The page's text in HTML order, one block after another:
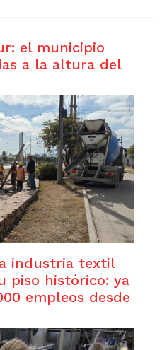
el municipio
a la altura del
industria textil
piso histórico: ya
empleos desde